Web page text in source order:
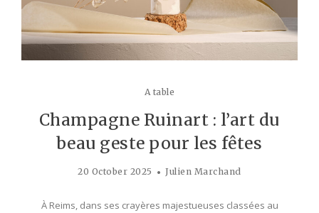
A table
Champagne Ruinart : l’art du
beau geste pour les fêtes
20 October 2025 Julien Marchand
À Reims, dans ses crayères majestueuses classées au